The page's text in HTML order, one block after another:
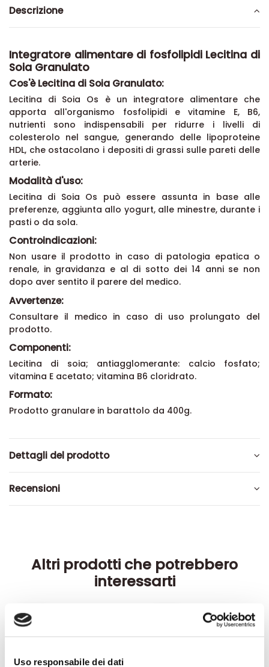
Uso responsabile dei dati
Descrizione
Integratore alimentare di fosfolipidi Lecitina di
Soia Granulato
Cos'è Lecitina di Soia Granulato:
Lecitina di Soia Os è un integratore alimentare che
apporta all'organismo fosfolipidi e vitamine E, B6,
nutrienti sono indispensabili per ridurre i livelli di
colesterolo nel sangue, generando delle lipoproteine
HDL, che ostacolano i depositi di grassi sulle pareti delle
arterie.
Modalità d'uso:
Lecitina di Soia Os può essere assunta in base alle
preferenze, aggiunta allo yogurt, alle minestre, durante i
pasti o da sola.
Controindicazioni:
Non usare il prodotto in caso di patologia epatica o
renale, in gravidanza e al di sotto dei 14 anni se non
dopo aver sentito il parere del medico.
Avvertenze:
Consultare il medico in caso di uso prolungato del
prodotto.
Componenti:
Lecitina di soia; antiagglomerante: calcio fosfato;
vitamina E acetato; vitamina B6 cloridrato.
Formato:
Prodotto granulare in barattolo da 400g.
Dettagli del prodotto
Recensioni
Altri prodotti che potrebbero
interessarti
-42%